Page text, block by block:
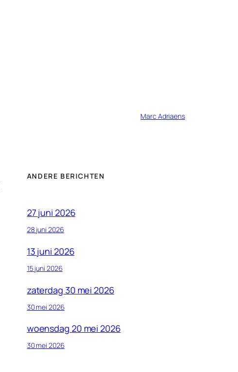
Marc Adriaens
ANDERE BERICHTEN
27 juni 2026
28 juni 2026
13 juni 2026
15 juni 2026
zaterdag 30 mei 2026
30 mei 2026
woensdag 20 mei 2026
30 mei 2026